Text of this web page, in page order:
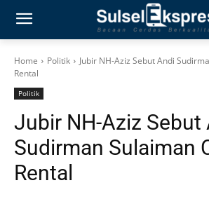
Home Politik
Jubir NH-Aziz Sebut Andi
Rental
Politik
Jubir NH-Aziz Sebut
Sudirman Sulaiman
Rental